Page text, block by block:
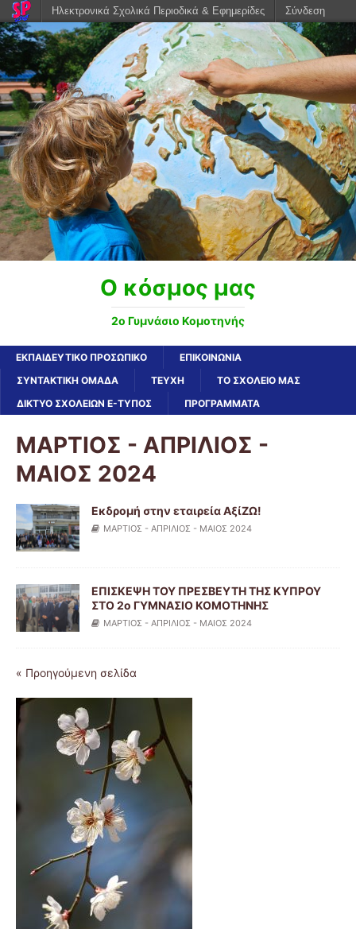
Ο κόσμος μας
2ο Γυμνάσιο Κομοτηνής
ΕΚΠΑΙΔΕΥΤΙΚΌ ΠΡΟΣΩΠΙΚΌ
ΕΠΙΚΟΙΝΩΝΙΑ
ΣΥΝΤΑΚΤΙΚΗ ΟΜΑΔΑ
ΤΕΥΧΗ
ΤΟ ΣΧΟΛΕΙΟ ΜΑΣ
ΔΙΚΤΥΟ ΣΧΟΛΕΙΩΝ E-ΤΎΠΟΣ
ΠΡΟΓΡΑΜΜΑΤΑ
ΜΑΡΤΙΟΣ - ΑΠΡΙΛΙΟΣ -
ΜΑΙΟΣ 2024
Εκδρομή στην εταιρεία ΑξίΖΩ!
ΜΑΡΤΙΟΣ - ΑΠΡΙΛΙΟΣ - ΜΑΙΟΣ 2024
ΕΠΙΣΚΕΨΗ ΤΟΥ ΠΡΕΣΒΕΥΤΗ ΤΗΣ ΚΥΠΡΟΥ
ΣΤΟ 2ο ΓΥΜΝΑΣΙΟ ΚΟΜΟΤΗΝΗΣ
ΜΑΡΤΙΟΣ - ΑΠΡΙΛΙΟΣ - ΜΑΙΟΣ 2024
« Προηγούμενη σελίδα
Ηλεκτρονικά Σχολικά Περιοδικά & Εφημερίδες Σύνδεση